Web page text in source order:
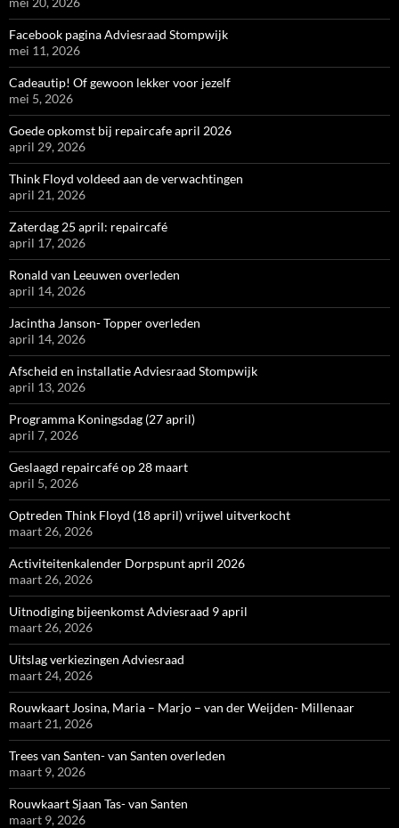
Facebook pagina Adviesraad Stompwijk
mei 11, 2026
Cadeautip! Of gewoon lekker voor jezelf
mei 5, 2026
Goede opkomst bij repaircafe april 2026
april 29, 2026
Think Floyd voldeed aan de verwachtingen
april 21, 2026
Zaterdag 25 april: repaircafé
april 17, 2026
Ronald van Leeuwen overleden
april 14, 2026
Jacintha Janson- Topper overleden
april 14, 2026
Afscheid en installatie Adviesraad Stompwijk
april 13, 2026
Programma Koningsdag (27 april)
april 7, 2026
Geslaagd repaircafé op 28 maart
april 5, 2026
Optreden Think Floyd (18 april) vrijwel uitverkocht
maart 26, 2026
Activiteitenkalender Dorpspunt april 2026
maart 26, 2026
Uitnodiging bijeenkomst Adviesraad 9 april
maart 26, 2026
Uitslag verkiezingen Adviesraad
maart 24, 2026
Rouwkaart Josina, Maria – Marjo – van der Weijden- Millenaar
maart 21, 2026
Trees van Santen- van Santen overleden
maart 9, 2026
Rouwkaart Sjaan Tas- van Santen
maart 9, 2026